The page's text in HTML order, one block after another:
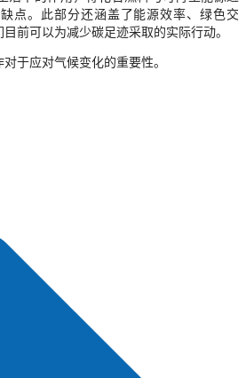
点。此部分还涵盖了能源效率、绿色交
前可以为减少碳足迹采取的实际行动。
于应对气候变化的重要性。